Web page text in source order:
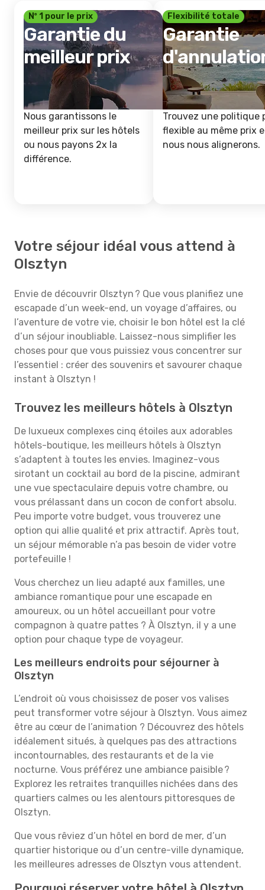
Nº 1 pour le prix
Garantie du
meilleur prix
Nous garantissons le
meilleur prix sur les hôtels
ou nous payons 2x la
différence.
Flexibilité totale
Garantie
Trouvez une politique
flexible au même prix
nous nous alignerons.
Votre séjour idéal vous attend à
Olsztyn
Envie de découvrir Olsztyn ? Que vous planifiez une
escapade d’un week-end, un voyage d’affaires, ou
l’aventure de votre vie, choisir le bon hôtel est la clé
d’un séjour inoubliable. Laissez-nous simplifier les
choses pour que vous puissiez vous concentrer sur
l’essentiel : créer des souvenirs et savourer chaque
instant à Olsztyn !
Trouvez les meilleurs hôtels à Olsztyn
De luxueux complexes cinq étoiles aux adorables
hôtels-boutique, les meilleurs hôtels à Olsztyn
s’adaptent à toutes les envies. Imaginez-vous
sirotant un cocktail au bord de la piscine, admirant
une vue spectaculaire depuis votre chambre, ou
vous prélassant dans un cocon de confort absolu.
Peu importe votre budget, vous trouverez une
option qui allie qualité et prix attractif. Après tout,
un séjour mémorable n’a pas besoin de vider votre
portefeuille !
Vous cherchez un lieu adapté aux familles, une
ambiance romantique pour une escapade en
amoureux, ou un hôtel accueillant pour votre
compagnon à quatre pattes ? À Olsztyn, il y a une
option pour chaque type de voyageur.
Les meilleurs endroits pour séjourner à
Olsztyn
L’endroit où vous choisissez de poser vos valises
peut transformer votre séjour à Olsztyn. Vous aimez
être au cœur de l’animation ? Découvrez des hôtels
idéalement situés, à quelques pas des attractions
incontournables, des restaurants et de la vie
nocturne. Vous préférez une ambiance paisible ?
Explorez les retraites tranquilles nichées dans des
quartiers calmes ou les alentours pittoresques de
Olsztyn.
Que vous rêviez d’un hôtel en bord de mer, d’un
quartier historique ou d’un centre-ville dynamique,
les meilleures adresses de Olsztyn vous attendent.